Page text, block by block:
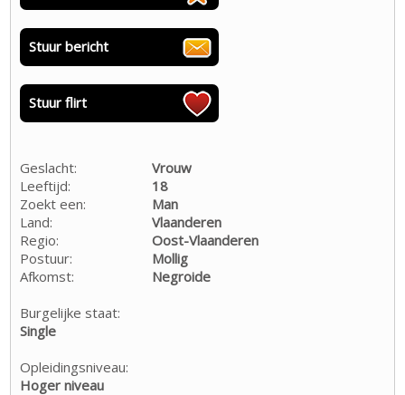
Stuur bericht
Stuur flirt
Geslacht:
Vrouw
Leeftijd:
18
Zoekt een:
Man
Land:
Vlaanderen
Regio:
Oost-Vlaanderen
Postuur:
Mollig
Afkomst:
Negroide
Burgelijke staat:
Single
Opleidingsniveau:
Hoger niveau